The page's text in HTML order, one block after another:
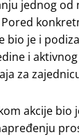
jednog
bio je i
i
za
akcije bio